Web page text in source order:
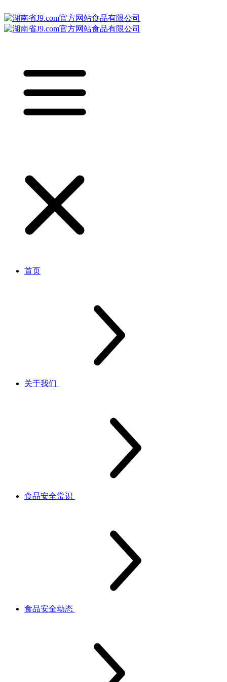
首页
关于我们
食品安全常识
食品安全动态